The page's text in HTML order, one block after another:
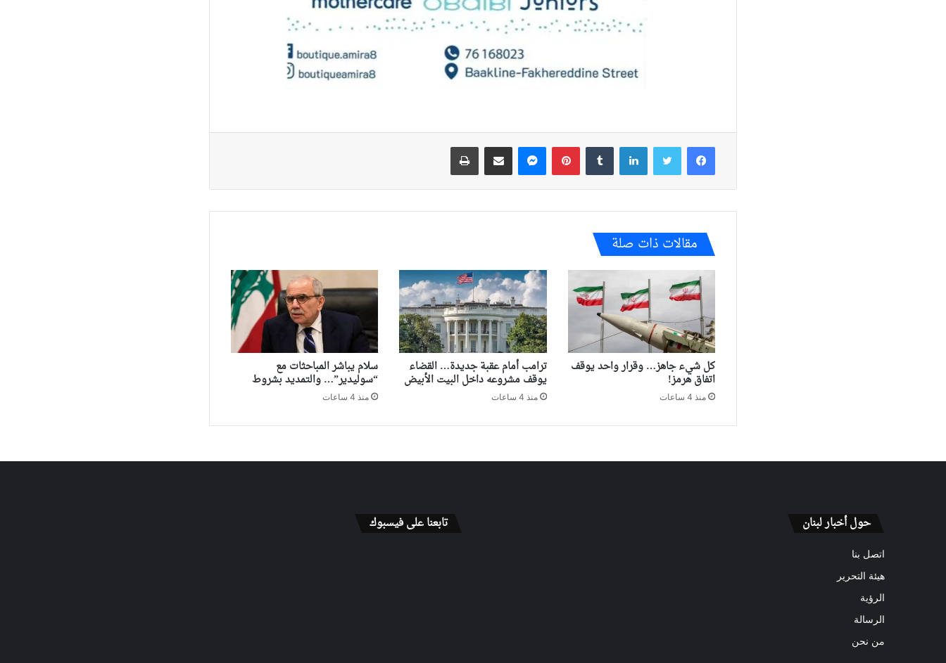
فيسبوك تويتر لينكدإن بينتيريستماسنجر مشاركة عبر البريد طباعة
مقالات ذات صلة
كل شيء جاهز… وقرار واحد يوقف
اتفاق هرمز!
منذ 4 ساعات
ترامب أمام عقبة جديدة… القضاء
يوقف مشروعه داخل البيت الأبيض
منذ 4 ساعات
سلام يباشر المباحثات مع
“سوليدير”… والتمديد بشروط
منذ 4 ساعات
حول أخبار لبنان
اتصل بنا
هيئة التحرير
الرؤية
الرسالة
من نحن
تابعنا على فيسبوك